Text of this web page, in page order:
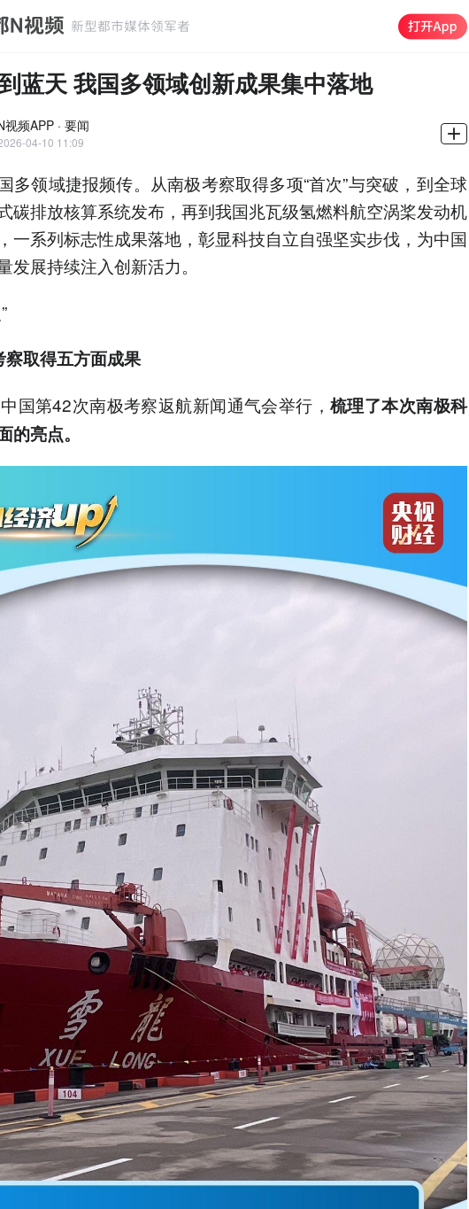
蓝天 我国多领域创新成果集中落地
视频APP · 要闻
04-10 11:09
多领域捷报频传。从南极考察取得多项“首次”与突破，到全球
碳排放核算系统发布，再到我国兆瓦级氢燃料航空涡桨发动机
一系列标志性成果落地，彰显科技自立自强坚实步伐，为中国
发展持续注入创新活力。
察取得五方面成果
国第42次南极考察返航新闻通气会举行，梳理了本次南极科
的亮点。